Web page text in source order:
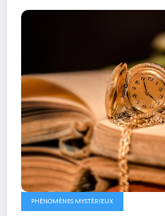
PHÉNOMÈNES MYSTÉRIEUX